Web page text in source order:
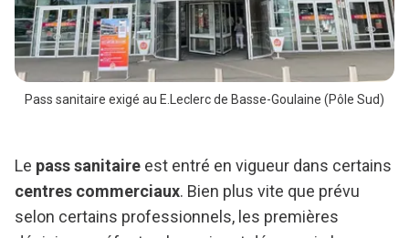
Pass sanitaire exigé au E.Leclerc de Basse-Goulaine (Pôle Sud)
Le pass sanitaire est entré en vigueur dans certains
centres commerciaux. Bien plus vite que prévu
selon certains professionnels, les premières